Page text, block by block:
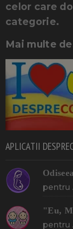
celor care
categorie.
Mai multe
APLICATII
pentru
"Eu,
pentru